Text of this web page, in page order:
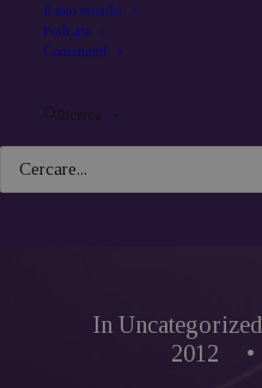
Il mio mondo
Podcast
Contattami
Ricerca
In Uncategorized
2012
•